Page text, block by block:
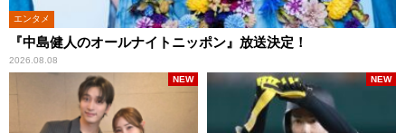
エンタメ
『中島健人のオールナイトニッポン』放送決定！
2026.08.08
NEW NEW